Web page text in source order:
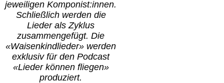
jeweiligen Komponist:innen.
Schließlich werden die
Lieder als Zyklus
zusammengefügt. Die
«Waisenkindlieder» werden
exklusiv für den Podcast
«Lieder können fliegen»
produziert.